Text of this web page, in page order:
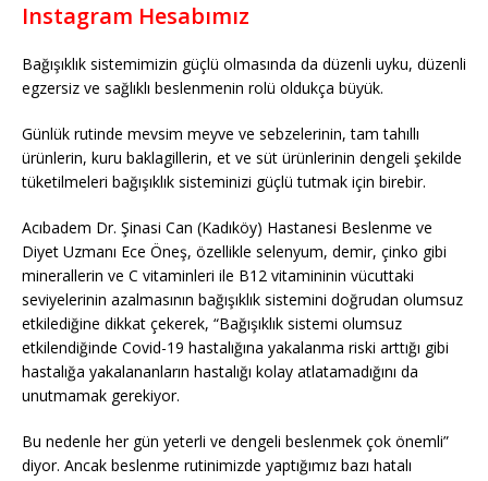
Instagram Hesabımız
Bağışıklık sistemimizin güçlü olmasında da düzenli uyku, düzenli
egzersiz ve sağlıklı beslenmenin rolü oldukça büyük.
Günlük rutinde mevsim meyve ve sebzelerinin, tam tahıllı
ürünlerin, kuru baklagillerin, et ve süt ürünlerinin dengeli şekilde
tüketilmeleri bağışıklık sisteminizi güçlü tutmak için birebir.
Acıbadem Dr. Şinasi Can (Kadıköy) Hastanesi Beslenme ve
Diyet Uzmanı Ece Öneş, özellikle selenyum, demir, çinko gibi
minerallerin ve C vitaminleri ile B12 vitamininin vücuttaki
seviyelerinin azalmasının bağışıklık sistemini doğrudan olumsuz
etkilediğine dikkat çekerek, “Bağışıklık sistemi olumsuz
etkilendiğinde Covid-19 hastalığına yakalanma riski arttığı gibi
hastalığa yakalananların hastalığı kolay atlatamadığını da
unutmamak gerekiyor.
Bu nedenle her gün yeterli ve dengeli beslenmek çok önemli”
diyor. Ancak beslenme rutinimizde yaptığımız bazı hatalı